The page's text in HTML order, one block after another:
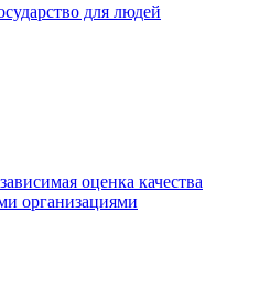
для людей
оценка качества
организациями